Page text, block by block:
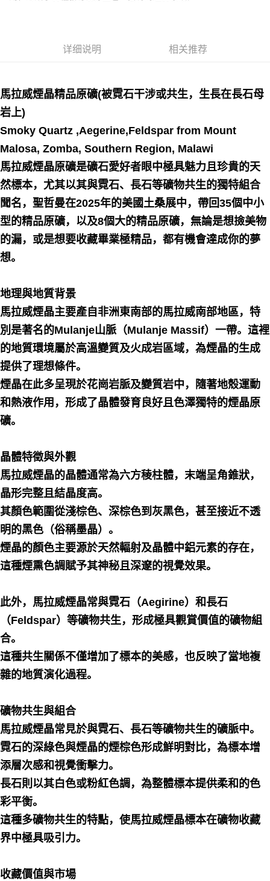
每笔NT$80，满NT$3,000(含以上)免运费
免运费
详细说明 相关推荐
馬拉威煙晶精品原礦(被霓石干涉或共生，生長在長石母
岩上)
Smoky Quartz ,Aegerine,Feldspar from Mount
Malosa, Zomba, Southern Region, Malawi
馬拉威煙晶原礦是礦石愛好者眼中極具魅力且珍貴的天
然標本，尤其以其與霓石、長石等礦物共生的獨特組合
聞名，聖哲曼在2025年的美國土桑展中，帶回35個中小
型的精品原礦，以及8個大的精品原礦，無論是想撿美物
的漏，或是想要收藏畢業極精品，都有機會達成你的夢
想。
地理與地質背景
馬拉威煙晶主要產自非洲東南部的馬拉威南部地區，特
別是著名的Mulanje山脈（Mulanje Massif）一帶。這裡
的地質環境屬於高溫變質及火成岩區域，為煙晶的生成
提供了理想條件。
煙晶在此多呈現於花崗岩脈及變質岩中，隨著地殼運動
和熱液作用，形成了晶體發育良好且色澤獨特的煙晶原
礦。
晶體特徵與外觀
馬拉威煙晶的晶體通常為六方稜柱體，末端呈角錐狀，
晶形完整且結晶度高。
其顏色範圍從淺棕色、深棕色到灰黑色，甚至接近不透
明的黑色（俗稱墨晶）。
煙晶的顏色主要源於天然輻射及晶體中鋁元素的存在，
這種煙熏色調賦予其神秘且深邃的視覺效果。
此外，馬拉威煙晶常與霓石（Aegirine）和長石
（Feldspar）等礦物共生，形成極具觀賞價值的礦物組
合。
這種共生關係不僅增加了標本的美感，也反映了當地複
雜的地質演化過程。
礦物共生與組合
馬拉威煙晶常見於與霓石、長石等礦物共生的礦脈中。
霓石的深綠色與煙晶的煙棕色形成鮮明對比，為標本增
添層次感和視覺衝擊力。
長石則以其白色或粉紅色調，為整體標本提供柔和的色
彩平衡。
這種多礦物共生的特點，使馬拉威煙晶標本在礦物收藏
界中極具吸引力。
收藏價值與市場